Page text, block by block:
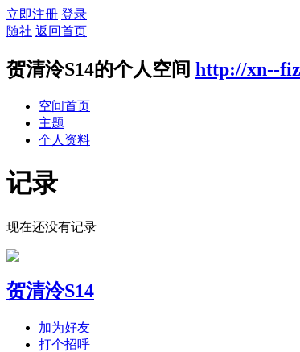
立即注册 登录
随社 返回首页
贺清泠S14的个人空间 http://xn--
空间首页
主题
个人资料
记录
现在还没有记录
贺清泠S14
加为好友
打个招呼